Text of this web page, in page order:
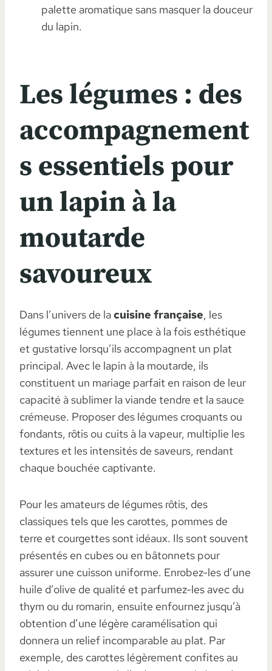
palette aromatique sans masquer la douceur
du lapin.
Les légumes : des
accompagnement
s essentiels pour
un lapin à la
moutarde
savoureux
Dans l’univers de lacuisine française, les
légumes tiennent une place à la fois esthétique
et gustative lorsqu’ils accompagnent un plat
principal. Avec le lapin à la moutarde, ils
constituent un mariage parfait en raison de leur
capacité à sublimer la viande tendre et la sauce
crémeuse. Proposer des légumes croquants ou
fondants, rôtis ou cuits à la vapeur, multiplie les
textures et les intensités de saveurs, rendant
chaque bouchée captivante.
Pour les amateurs de légumes rôtis, des
classiques tels que les carottes, pommes de
terre et courgettes sont idéaux. Ils sont souvent
présentés en cubes ou en bâtonnets pour
assurer une cuisson uniforme. Enrobez-les d’une
huile d’olive de qualité et parfumez-les avec du
thym ou du romarin, ensuite enfournez jusqu’à
obtention d’une légère caramélisation qui
donnera un relief incomparable au plat. Par
exemple, des carottes légèrement confites au